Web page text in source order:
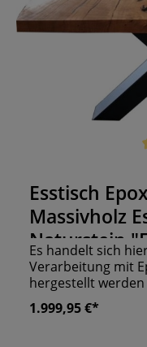
Esstisch
Massivholz
Naturstein
Es handelt sich
Verarbeitung mit
hergestellt werden
Industrial 2er Set"
einer möglichen
1.999,95 €*